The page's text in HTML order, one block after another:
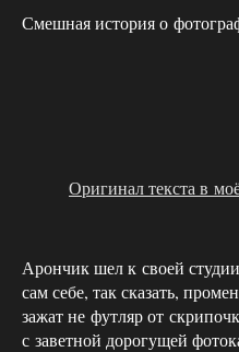
Смешная история о
Оригинал текста в
Арончик шел к своей
сам себе, так сказать,
зажат не футляр от
с заветной дорогущей